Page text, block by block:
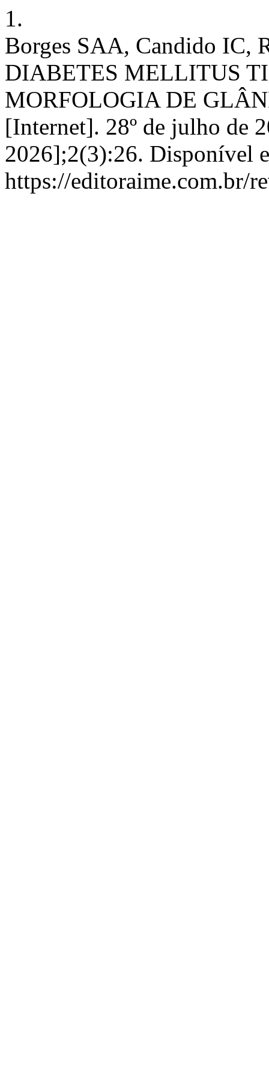
1.
Borges SAA, Candido IC,
DIABETES MELLITUS
MORFOLOGIA DE
[Internet]. 28º de julho de
2026];2(3):26. Disponível
https://editoraime.com.br/